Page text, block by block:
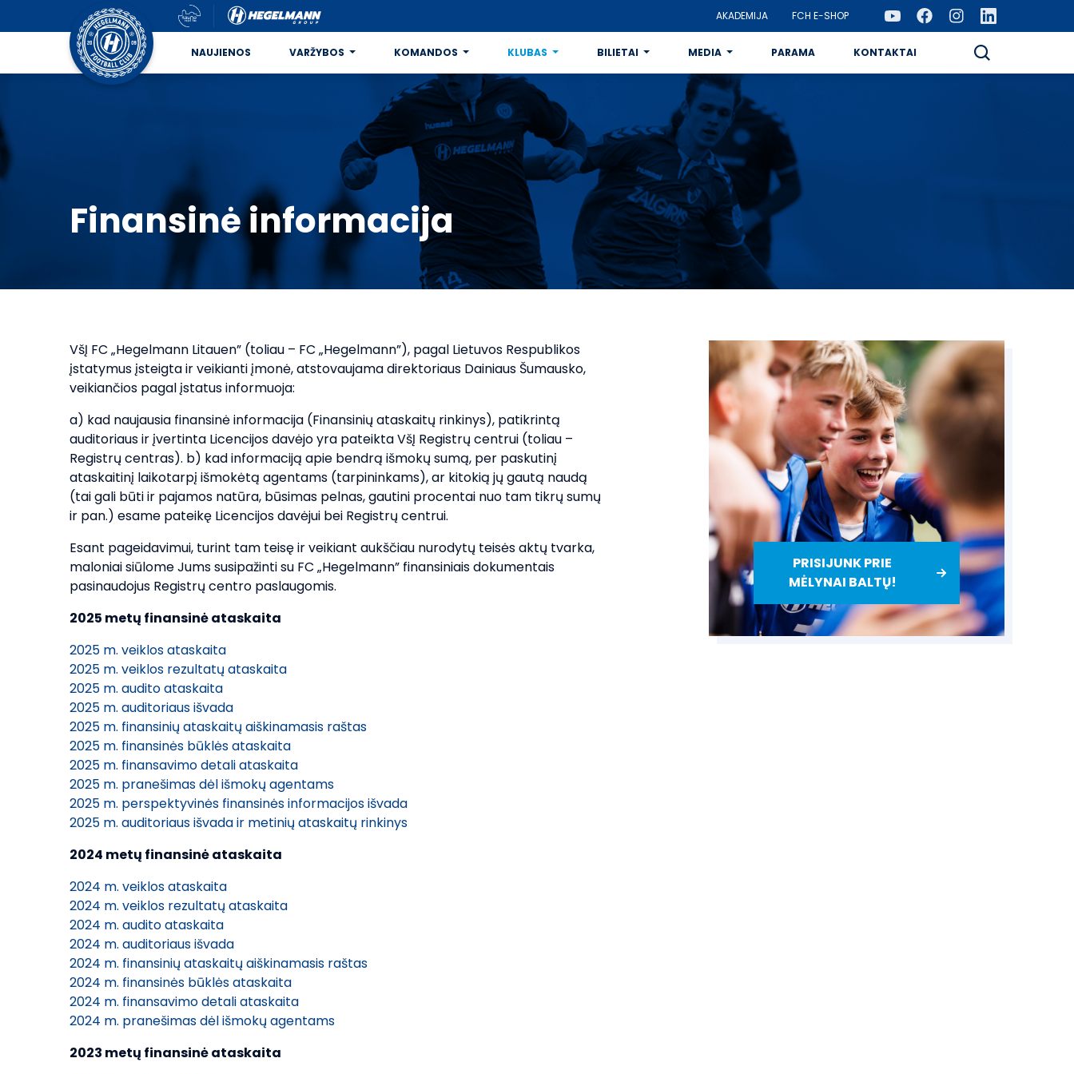
NAUJIENOS VARŽYBOS KOMANDOS KLUBAS BILIETAI MEDIA PARAMA KONTAKTAI
AKADEMIJA FCH E-SHOP
Finansinė informacija
VšĮ FC „Hegelmann Litauen” (toliau – FC „Hegelmann”), pagal Lietuvos Respublikos
įstatymus įsteigta ir veikianti įmonė, atstovaujama direktoriaus Dainiaus Šumausko,
veikiančios pagal įstatus informuoja:
a) kad naujausia finansinė informacija (Finansinių ataskaitų rinkinys), patikrintą
auditoriaus ir įvertinta Licencijos davėjo yra pateikta VšĮ Registrų centrui (toliau –
Registrų centras). b) kad informaciją apie bendrą išmokų sumą, per paskutinį
ataskaitinį laikotarpį išmokėtą agentams (tarpininkams), ar kitokią jų gautą naudą
(tai gali būti ir pajamos natūra, būsimas pelnas, gautini procentai nuo tam tikrų sumų
ir pan.) esame pateikę Licencijos davėjui bei Registrų centrui.
Esant pageidavimui, turint tam teisę ir veikiant aukščiau nurodytų teisės aktų tvarka,
maloniai siūlome Jums susipažinti su FC „Hegelmann” finansiniais dokumentais
pasinaudojus Registrų centro paslaugomis.
2025 metų finansinė ataskaita
2025 m. veiklos ataskaita
2025 m. veiklos rezultatų ataskaita
2025 m. audito ataskaita
2025 m. auditoriaus išvada
2025 m. finansinių ataskaitų aiškinamasis raštas
2025 m. finansinės būklės ataskaita
2025 m. finansavimo detali ataskaita
2025 m. pranešimas dėl išmokų agentams
2025 m. perspektyvinės finansinės informacijos išvada
2025 m. auditoriaus išvada ir metinių ataskaitų rinkinys
2024 metų finansinė ataskaita
2024 m. veiklos ataskaita
2024 m. veiklos rezultatų ataskaita
2024 m. audito ataskaita
2024 m. auditoriaus išvada
2024 m. finansinių ataskaitų aiškinamasis raštas
2024 m. finansinės būklės ataskaita
2024 m. finansavimo detali ataskaita
2024 m. pranešimas dėl išmokų agentams
2023 metų finansinė ataskaita
PRISIJUNK PRIE
MĖLYNAI BALTŲ!